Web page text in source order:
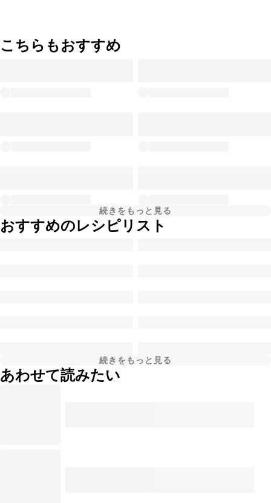
こちらもおすすめ
続きをもっと見る
おすすめのレシピリスト
続きをもっと見る
あわせて読みたい